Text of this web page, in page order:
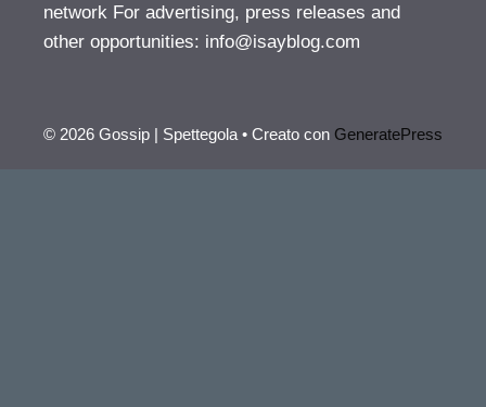
network For advertising, press releases and
other opportunities: info@isayblog.com
© 2026 Gossip | Spettegola • Creato con GeneratePress